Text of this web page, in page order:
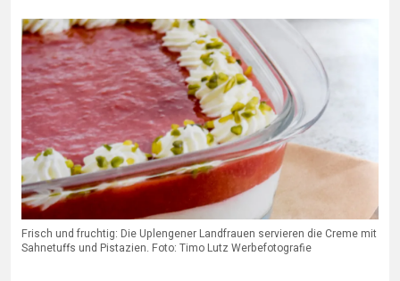
Frisch und fruchtig: Die Uplengener Landfrauen servieren die Creme mit
Sahnetuffs und Pistazien. Foto: Timo Lutz Werbefotografie